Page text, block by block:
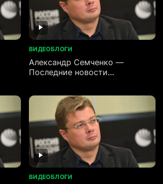
ВИДЕОБЛОГИ
Александр Семченко —
Последние новости
ВИДЕОБЛОГИ